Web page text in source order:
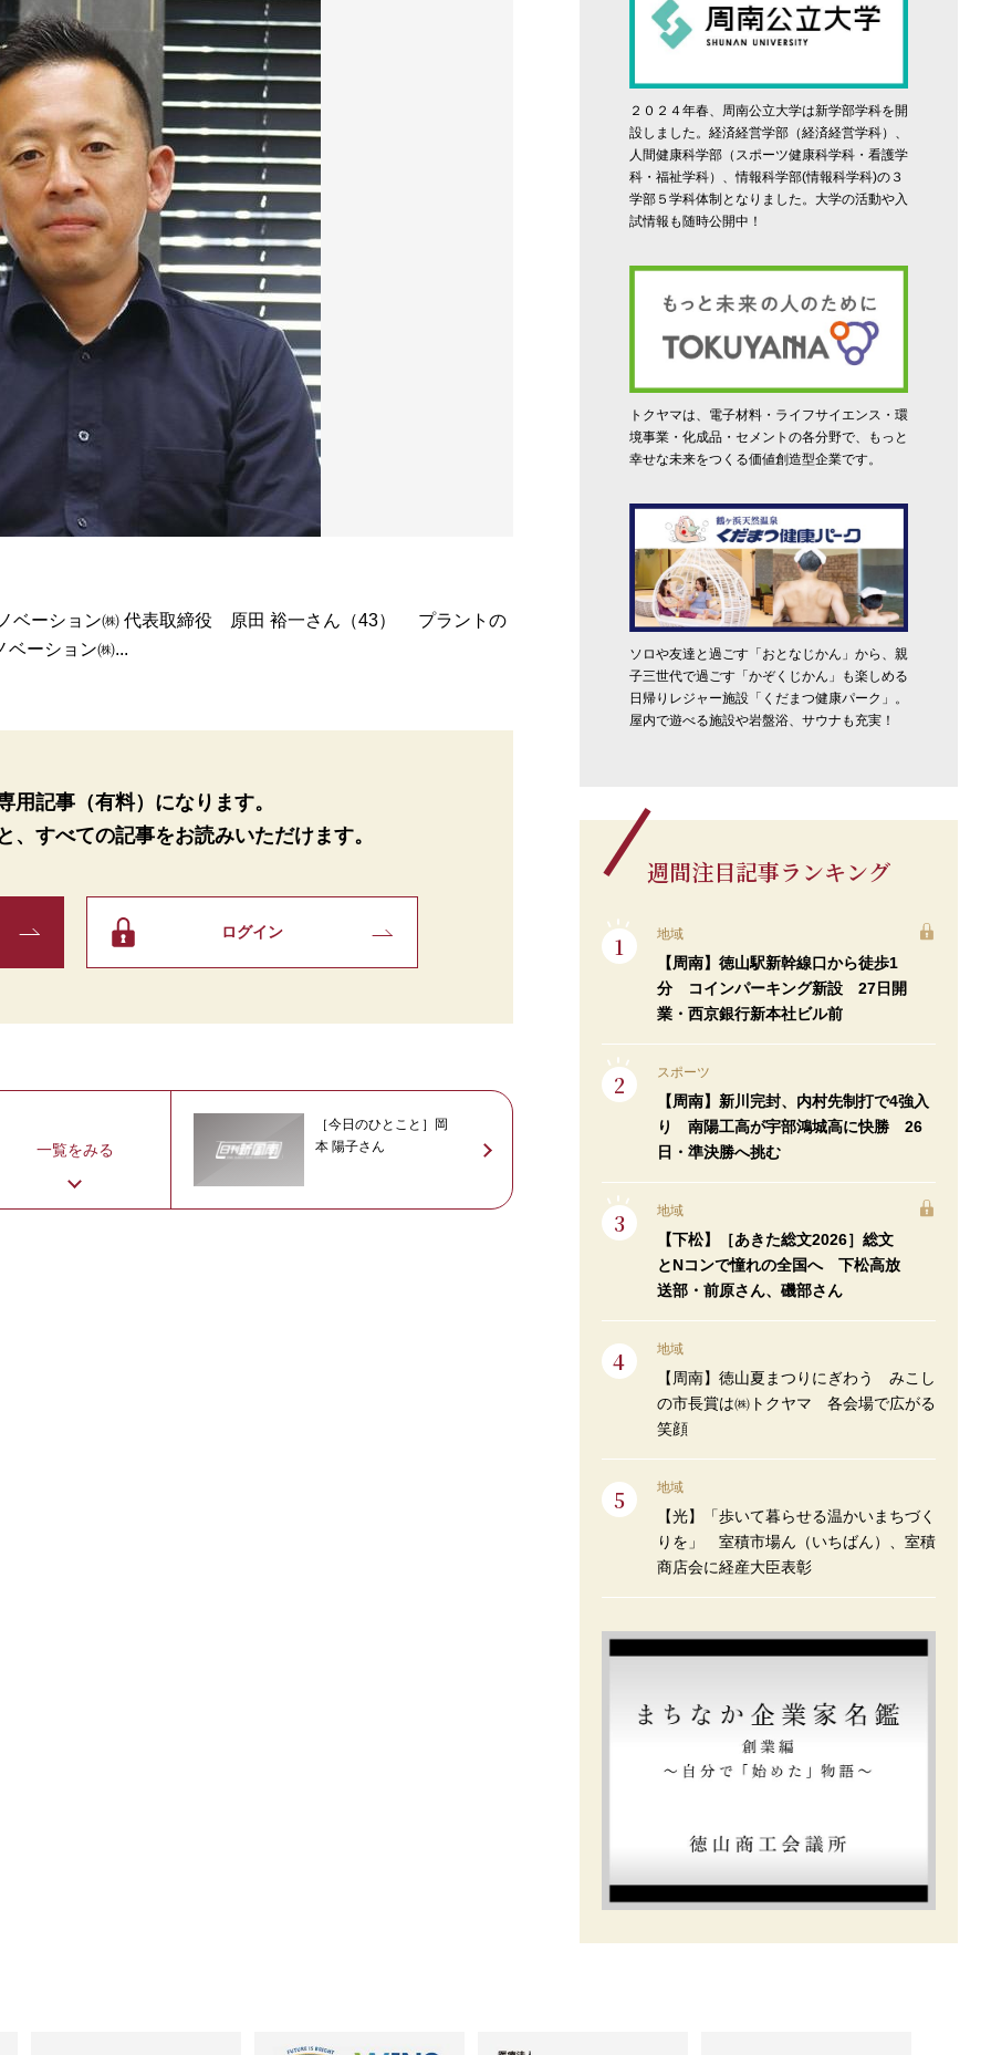
ベーション㈱ 代表取締役 原田 裕一さん（43） プラントの
ベーション㈱...
用記事（有料）になります。
、 すべての記事をお読みいただけます。
ログイン
一覧をみる
［今日のひとこと］岡
本 陽子さん
２０２４年春、周南公立大学は新学部学科を開
設しました。経済経営学部（経済経営学科）、
人間健康科学部（スポーツ健康科学科・看護学
科・福祉学科）、情報科学部(情報科学科)の３
学部５学科体制となりました。大学の活動や入
試情報も随時公開中！
トクヤマは、電子材料・ライフサイエンス・環
境事業・化成品・セメントの各分野で、もっと
幸せな未来をつくる価値創造型企業です。
ソロや友達と過ごす「おとなじかん」から、親
子三世代で過ごす「かぞくじかん」も楽しめる
日帰りレジャー施設「くだまつ健康パーク」。
屋内で遊べる施設や岩盤浴、サウナも充実！
週間注目記事ランキング
地域
【周南】徳山駅新幹線口から徒歩1
分 コインパーキング新設 27日開
業・西京銀行新本社ビル前
スポーツ
【周南】新川完封、内村先制打で4強入
り 南陽工高が宇部鴻城高に快勝 26
日・準決勝へ挑む
地域
【下松】［あきた総文2026］総文
とNコンで憧れの全国へ 下松高放
送部・前原さん、磯部さん
地域
【周南】徳山夏まつりにぎわう みこし
の市長賞は㈱トクヤマ 各会場で広がる
笑顔
地域
【光】「歩いて暮らせる温かいまちづく
りを」 室積市場ん（いちばん）、室積
商店会に経産大臣表彰